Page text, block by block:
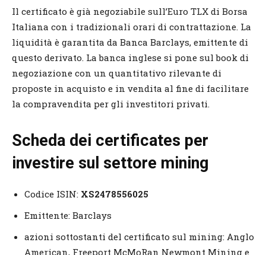
Il certificato è già negoziabile sull’Euro TLX di Borsa
Italiana con i tradizionali orari di contrattazione. La
liquidità è garantita da Banca Barclays, emittente di
questo derivato. La banca inglese si pone sul book di
negoziazione con un quantitativo rilevante di
proposte in acquisto e in vendita al fine di facilitare
la compravendita per gli investitori privati.
Scheda dei certificates per
investire sul settore mining
Codice ISIN: XS2478556025
Emittente: Barclays
azioni sottostanti del certificato sul mining: Anglo
American, Freeport McMoRan Newmont Mining e